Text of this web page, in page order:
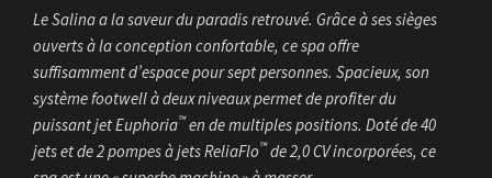
Le Salina a la saveur du paradis retrouvé. Grâce à ses sièges
ouverts à la conception confortable, ce spa offre
suffisamment d’espace pour sept personnes. Spacieux, son
système footwell à deux niveaux permet de profiter du
puissant jet Euphoria™en de multiples positions. Doté de 40
jets et de 2 pompes à jets ReliaFlo™de 2,0 CV incorporées, ce